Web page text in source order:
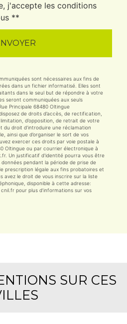
j'accepte les conditions
**
sont nécessaires aux fins de
dans un fichier informatisé. Elles sont
dans le seul but de répondre à votre
seront communiquées aux seuls
Principale 68480 Oltingue
de droits d’accès, de rectification,
d’opposition, de retrait de votre
droit d’introduire une réclamation
ainsi que d’organiser le sort de vos
exercer ces droits par voie postale à
Oltingue ou par courrier électronique à
Un justificatif d'identité pourra vous être
pendant la période de prise de
prescription légale aux fins probatoires et
avez le droit de vous inscrire sur la liste
disponible à cette adresse:
pour plus d’informations sur vos
SUR CES